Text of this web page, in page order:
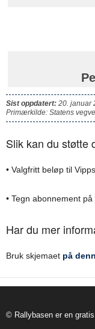
Sist oppdatert: 20. januar
Primærkilde: Statens
Slik kan du støtte
• Valgfritt beløp til
• Tegn abonnement
Har du mer
Bruk skjemaet på
© Rallybasen er en